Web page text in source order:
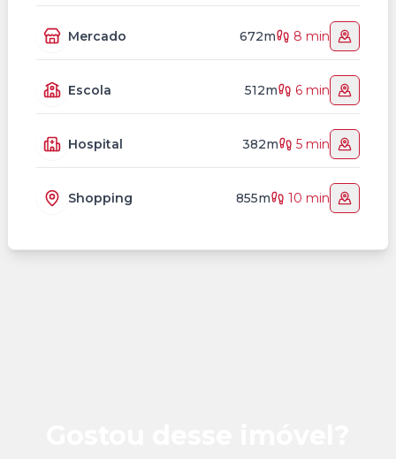
Mercado 672m 8 min
Escola 512m 6 min
Hospital 382m 5 min
Shopping 855m 10 min